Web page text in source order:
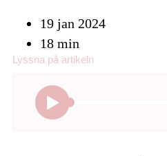
19 jan 2024
18 min
Lyssna på artikeln